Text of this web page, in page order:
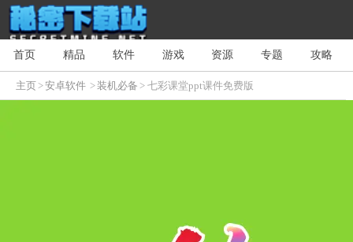
首页 精品 软件 游戏 资源 专题 攻略
主页>安卓软件 >装机必备 > 七彩课堂ppt课件免费版